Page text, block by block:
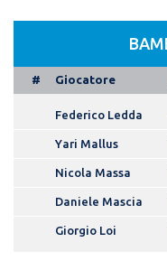
# Giocatore
Federico Ledda
Yari Mallus
Nicola Massa
Daniele Mascia
Giorgio Loi